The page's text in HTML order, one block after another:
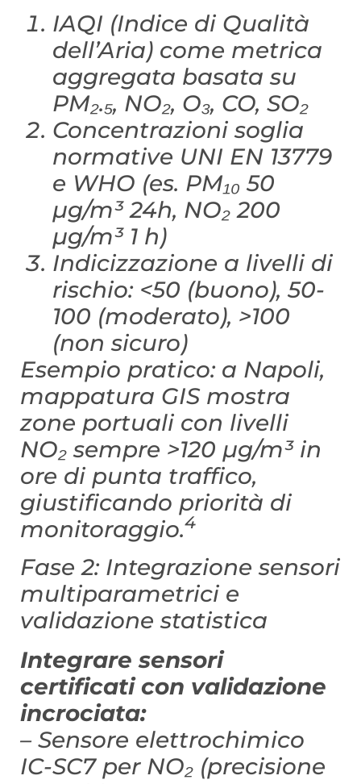
IAQI (Indice di Qualità
dell’Aria) come metrica
aggregata basata su
PM₂.₅, NO₂, O₃, CO, SO₂
Concentrazioni soglia
normative UNI EN 13779
e WHO (es. PM₁₀ 50
µg/m³ 24h, NO₂ 200
µg/m³ 1 h)
Indicizzazione a livelli di
rischio: <50 (buono), 50-
100 (moderato), >100
(non sicuro)
Esempio pratico: a Napoli,
mappatura GIS mostra
zone portuali con livelli
NO₂ sempre >120 µg/m³ in
ore di punta traffico,
giustificando priorità di
monitoraggio.4
Fase 2: Integrazione sensori
multiparametrici e
validazione statistica
Integrare sensori
certificati con validazione
incrociata:
– Sensore elettrochimico
IC-SC7 per NO₂ (precisione